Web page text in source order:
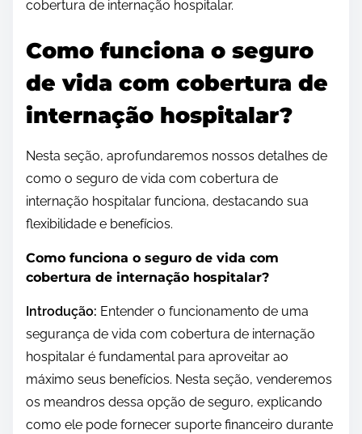
cobertura de internação hospitalar.
Como funciona o seguro
de vida com cobertura de
internação hospitalar?
Nesta seção, aprofundaremos nossos detalhes de
como o seguro de vida com cobertura de
internação hospitalar funciona, destacando sua
flexibilidade e benefícios.
Como funciona o seguro de vida com
cobertura de internação hospitalar?
Introdução: Entender o funcionamento de uma
segurança de vida com cobertura de internação
hospitalar é fundamental para aproveitar ao
máximo seus benefícios. Nesta seção, venderemos
os meandros dessa opção de seguro, explicando
como ele pode fornecer suporte financeiro durante